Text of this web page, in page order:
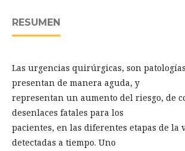
RESUMEN
Las urgencias quirúrgicas, son
presentan de manera aguda, y
representan un aumento del riesgo, de
desenlaces fatales para los
pacientes, en las diferentes etapas de la
detectadas a tiempo. Uno